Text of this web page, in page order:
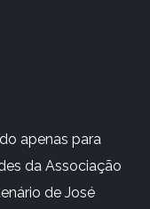
apenas para
da Associação
de José